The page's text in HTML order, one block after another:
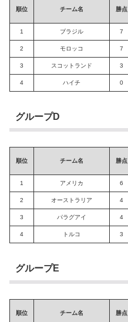
順位 チーム名 勝点
1 ブラジル 7
2 モロッコ 7
3 スコットランド 3
4 ハイチ 0
グループD
順位 チーム名 勝点
1 アメリカ 6
2 オーストラリア 4
3 パラグアイ 4
4 トルコ 3
グループE
順位 チーム名 勝点